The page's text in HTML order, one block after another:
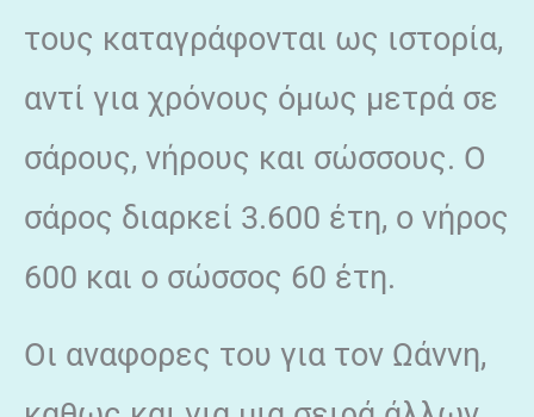
τους καταγράφονται ως ιστορία,
αντί για χρόνους όμως μετρά σε
σάρους, νήρους και σώσσους. Ο
σάρος διαρκεί 3.600 έτη, ο νήρος
600 και ο σώσσος 60 έτη.
Οι αναφορες του για τον Ωάννη,